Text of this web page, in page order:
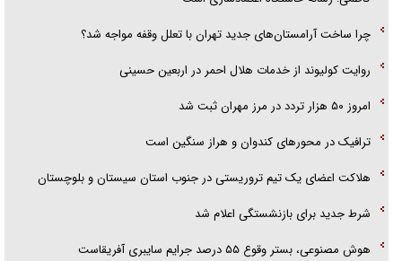
چرا ساخت آرامستان‌های جدید تهران با تعلل وقفه مواجه شد؟
روایت کولیوند از خدمات هلال احمر در اربعین حسینی
امروز ۵۰ هزار تردد در مرز مهران ثبت شد
ترافیک در محور‌های کندوان و هراز سنگین است
هلاکت اعضای یک تیم تروریستی در جنوب استان سیستان و بلوچستان
شرط جدید برای بازنشستگی اعلام شد
هوش مصنوعی، بستر وقوع ۵۵ درصد جرایم سایبری آفریقاست